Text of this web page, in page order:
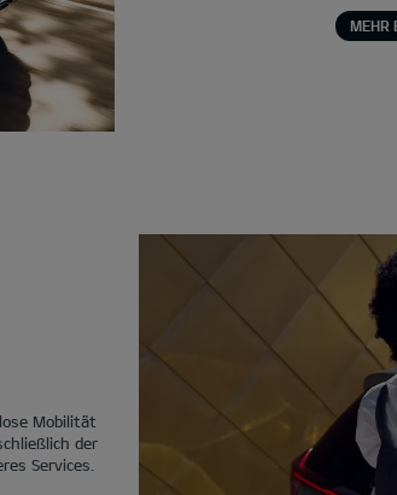
MEHR
Mobilität
der
Services.